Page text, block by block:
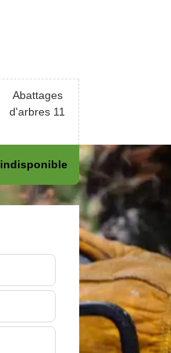
Abattages
d'arbres 11
indisponible